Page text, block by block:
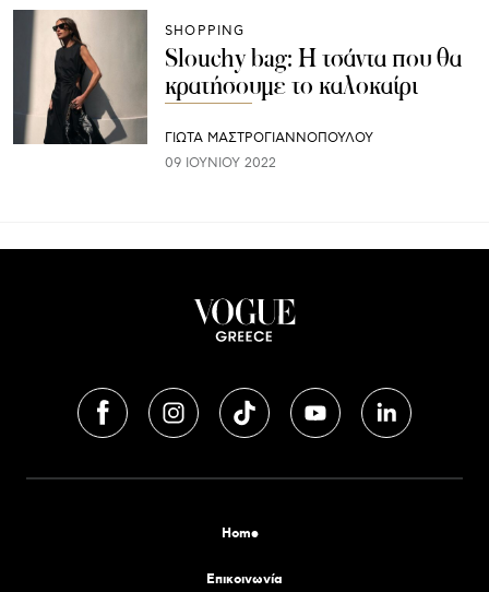
SHOPPING
Slouchy bag: Η τσάντα που θα
κρατήσουμε το καλοκαίρι
ΓΙΩΤΑ ΜΑΣΤΡΟΓΙΑΝΝΟΠΟΥΛΟΥ
09 ΙΟΥΝΊΟΥ 2022
Home
Επικοινωνία